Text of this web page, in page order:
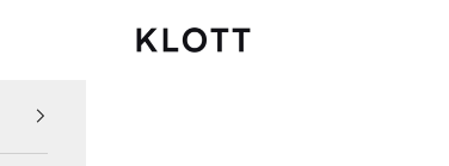
KLOTT UKRAINE